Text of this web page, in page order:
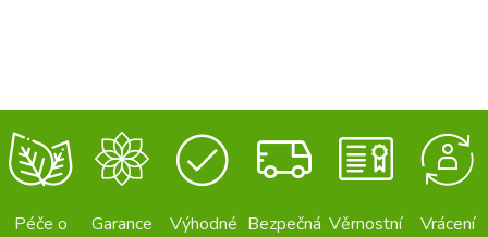
Péče o
Garance
Výhodné Bezpečná Věrnostní
Vrácení